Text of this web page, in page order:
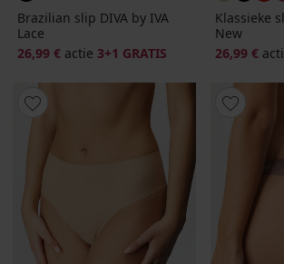
Brazilian slip DIVA by IVA
Lace
26,99 € actie 3+1 GRATIS
Klassieke
New
26,99 €